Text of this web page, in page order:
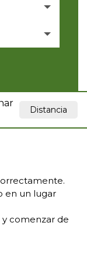
Distancia
en un lugar
comenzar de